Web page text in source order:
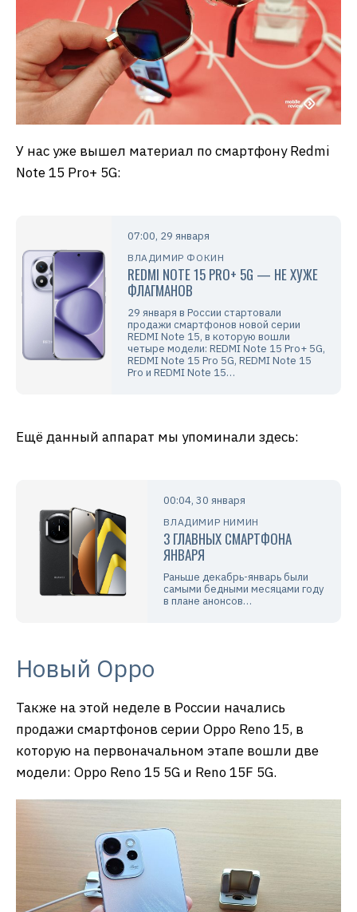
У нас уже вышел материал по смартфону Redmi
Note 15 Pro+ 5G:
07:00, 29 января
ВЛАДИМИР ФОКИН
REDMI NOTE 15 PRO+ 5G — НЕ ХУЖЕ
ФЛАГМАНОВ
29 января в России стартовали
продажи смартфонов новой серии
REDMI Note 15, в которую вошли
четыре модели: REDMI Note 15 Pro+ 5G,
REDMI Note 15 Pro 5G, REDMI Note 15
Pro и REDMI Note 15…
Ещё данный аппарат мы упоминали здесь:
00:04, 30 января
ВЛАДИМИР НИМИН
3 ГЛАВНЫХ СМАРТФОНА
ЯНВАРЯ
Раньше декабрь-январь были
самыми бедными месяцами году
в плане анонсов…
Новый Oppo
Также на этой неделе в России начались
продажи смартфонов серии Oppo Reno 15, в
которую на первоначальном этапе вошли две
модели: Oppo Reno 15 5G и Reno 15F 5G.